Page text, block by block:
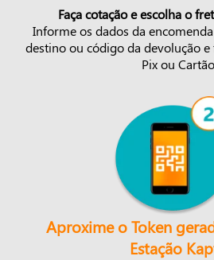
Faça cotação e escolha o
Informe os dados da
destino ou código da devolução
Pix ou Cartão
Aproxime o Token
Estação